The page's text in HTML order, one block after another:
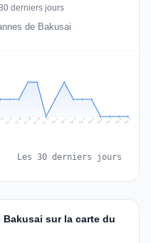
derniers jours
de Bakusai
Jul 27 Jul 28 Jul 29 Jul 30 Jul 31 Aug 1 Aug 2 Aug 3 Aug 4 Aug 5 Aug 6 Aug 7 Aug 8 Aug 9
Les 30 derniers jours
sur la carte du